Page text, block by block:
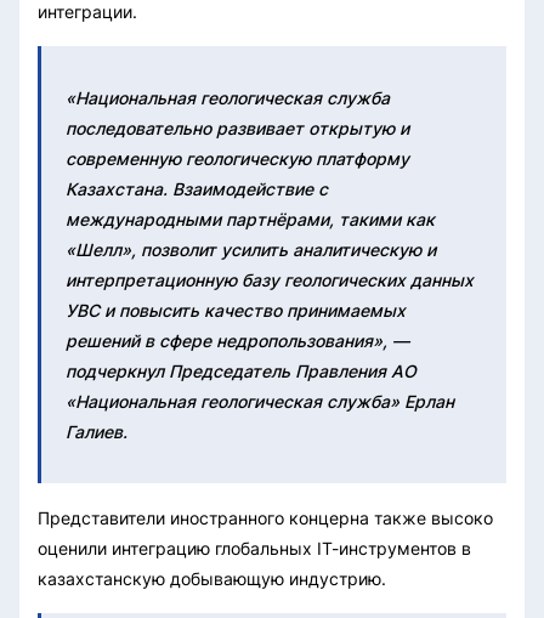
интеграции.
«Национальная геологическая служба
последовательно развивает открытую и
современную геологическую платформу
Казахстана. Взаимодействие с
международными партнёрами, такими как
«Шелл», позволит усилить аналитическую и
интерпретационную базу геологических данных
УВС и повысить качество принимаемых
решений в сфере недропользования», —
подчеркнул Председатель Правления АО
«Национальная геологическая служба» Ерлан
Галиев.
Представители иностранного концерна также высоко
оценили интеграцию глобальных IT-инструментов в
казахстанскую добывающую индустрию.